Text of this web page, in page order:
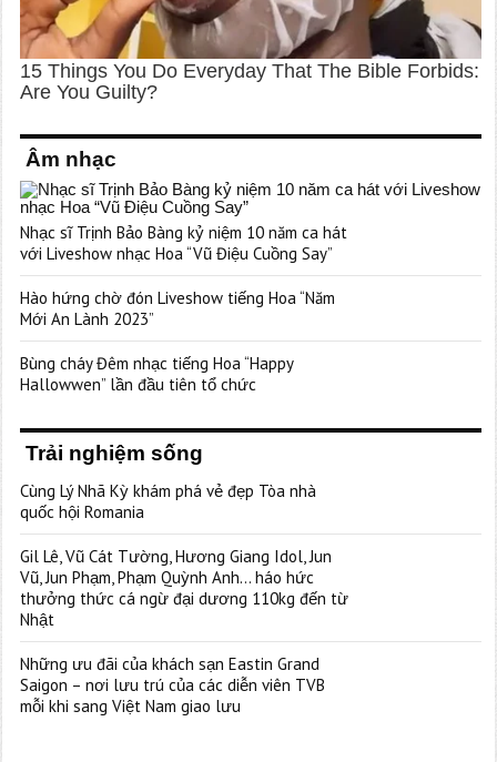
Âm nhạc
Nhạc sĩ Trịnh Bảo Bàng kỷ niệm 10 năm ca hát
với Liveshow nhạc Hoa “Vũ Điệu Cuồng Say”
Hào hứng chờ đón Liveshow tiếng Hoa “Năm
Mới An Lành 2023”
Bùng cháy Đêm nhạc tiếng Hoa “Happy
Hallowwen” lần đầu tiên tổ chức
Trải nghiệm sống
Cùng Lý Nhã Kỳ khám phá vẻ đẹp Tòa nhà
quốc hội Romania
Gil Lê, Vũ Cát Tường, Hương Giang Idol, Jun
Vũ, Jun Phạm, Phạm Quỳnh Anh… háo hức
thưởng thức cá ngừ đại dương 110kg đến từ
Nhật
Những ưu đãi của khách sạn Eastin Grand
Saigon – nơi lưu trú của các diễn viên TVB
mỗi khi sang Việt Nam giao lưu